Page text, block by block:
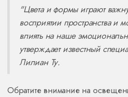
"Цвета и формы играют
восприятии пространства и
влиять на наше
утверждает известный
Лилиан Ту.
Обратите внимание на